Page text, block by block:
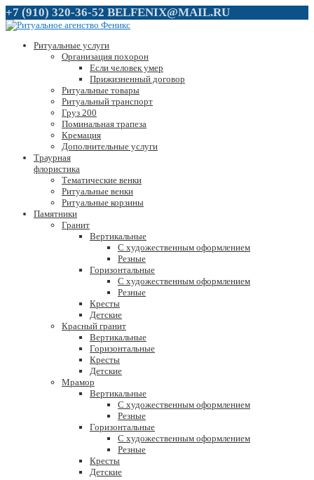
+7 (910) 320-36-52 BELFENIX@MAIL.RU
Ритуальные услуги
Организация похорон
Если человек умер
Прижизненный договор
Ритуальные товары
Ритуальный транспорт
Груз 200
Поминальная трапеза
Кремация
Дополнительные услуги
Траурная
флористика
Тематические венки
Ритуальные венки
Ритуальные корзины
Памятники
Гранит
Вертикальные
С художественным оформлением
Резные
Горизонтальные
С художественным оформлением
Резные
Кресты
Детские
Красный гранит
Вертикальные
Горизонтальные
Кресты
Детские
Мрамор
Вертикальные
С художественным оформлением
Резные
Горизонтальные
С художественным оформлением
Резные
Кресты
Детские